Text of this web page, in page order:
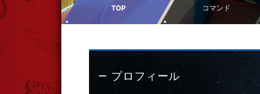
TOP コマンド
プロフィール